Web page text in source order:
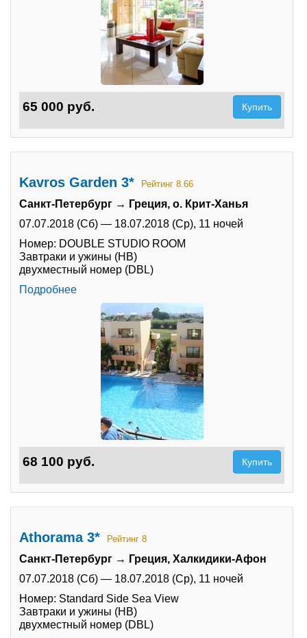
65 000 руб. Купить
Kavros Garden 3* Рейтинг 8.66
Санкт-Петербург → Греция, о. Крит-Ханья
07.07.2018 (Сб) — 18.07.2018 (Ср), 11 ночей
Номер: DOUBLE STUDIO ROOM
Завтраки и ужины (HB)
двухместный номер (DBL)
Подробнее
68 100 руб. Купить
Athorama 3* Рейтинг 8
Санкт-Петербург → Греция, Халкидики-Афон
07.07.2018 (Сб) — 18.07.2018 (Ср), 11 ночей
Номер: Standard Side Sea View
Завтраки и ужины (HB)
двухместный номер (DBL)